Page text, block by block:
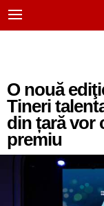
O nouă
Tineri
din țară vor
premiu